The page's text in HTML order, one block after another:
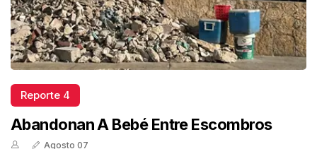
Reporte 4
Abandonan A Bebé Entre Escombros
Agosto 07